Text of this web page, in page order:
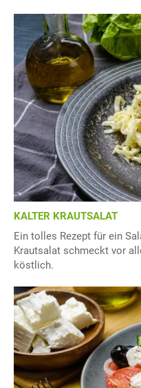
KALTER KRAUTSALAT
Ein tolles Rezept für ein
Krautsalat schmeckt vor
köstlich.